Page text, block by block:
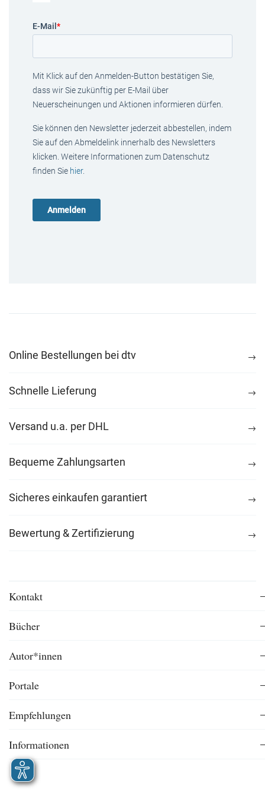
E-Mail *
Mit Klick auf den Anmelden-Button bestätigen Sie,
dass wir Sie zukünftig per E-Mail über
Neuerscheinungen und Aktionen informieren dürfen.
Sie können den Newsletter jederzeit abbestellen, indem
Sie auf den Abmeldelink innerhalb des Newsletters
klicken. Weitere Informationen zum Datenschutz
finden Sie hier.
Online Bestellungen bei dtv
Schnelle Lieferung
Versand u.a. per DHL
Bequeme Zahlungsarten
Sicheres einkaufen garantiert
Bewertung & Zertifizierung
Kontakt
Bücher
Autor*innen
Portale
Empfehlungen
Informationen